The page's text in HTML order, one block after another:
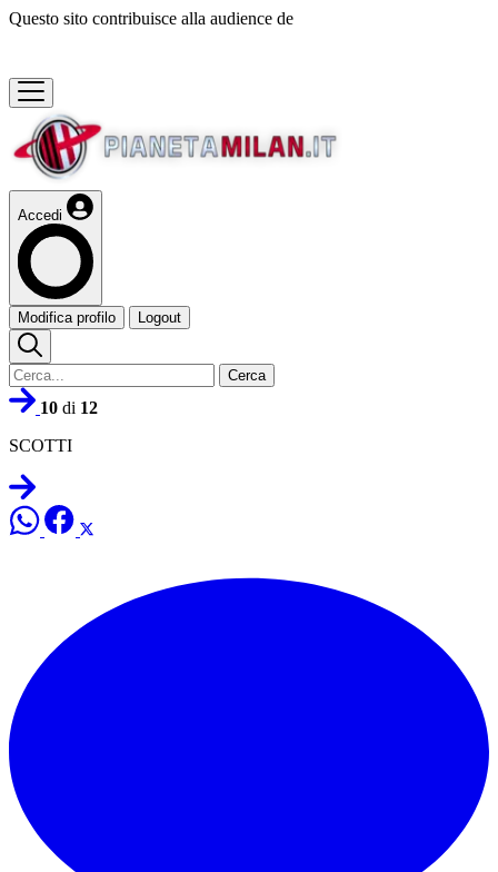
Questo sito contribuisce alla audience de
Accedi
Modifica profilo Logout
Cerca
10 di 12
SCOTTI